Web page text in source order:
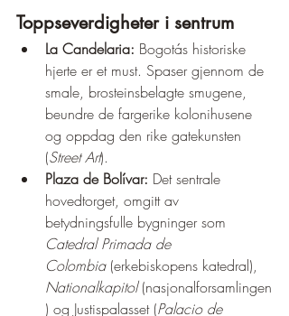
Toppseverdigheter i sentrum
La Candelaria: Bogotás historiske
hjerte er et must. Spaser gjennom de
smale, brosteinsbelagte smugene,
beundre de fargerike kolonihusene
og oppdag den rike gatekunsten
(Street Art).
Plaza de Bolívar: Det sentrale
hovedtorget, omgitt av
betydningsfulle bygninger som
Catedral Primada de
Colombia (erkebiskopens katedral),
Nationalkapitol (nasjonalforsamlingen
) og Justispalasset (Palacio de